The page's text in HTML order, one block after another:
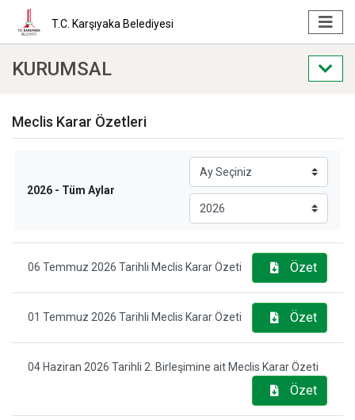
T.C. Karşıyaka Belediyesi
KURUMSAL
Meclis Karar Özetleri
2026 - Tüm Aylar
Ay Seçiniz
Yıl Seçiniz
06 Temmuz 2026 Tarihli Meclis Karar Özeti Özet
01 Temmuz 2026 Tarihli Meclis Karar Özeti Özet
04 Haziran 2026 Tarihli 2. Birleşimine ait Meclis Karar Özeti
Özet